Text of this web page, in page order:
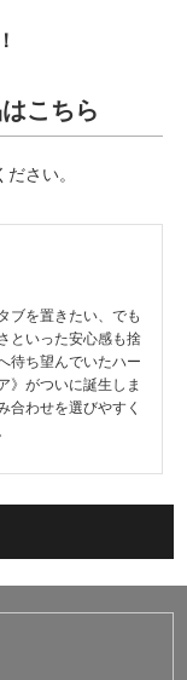
こちら
さい。
ブを置きたい、でも
といった安心感も捨
待ち望んでいたハー
》がついに誕生しま
合わせを選びやすく